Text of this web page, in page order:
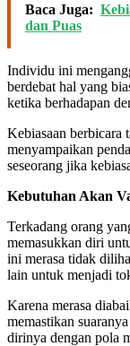
Baca Juga:
dan Puas
Individu ini
berdebat hal yang
ketika berhadapan
Kebiasaan berbicara
menyampaikan
seseorang jika
Kebutuhan Akan
Terkadang orang
memasukkan diri
ini merasa tidak
lain untuk menjadi
Karena merasa
memastikan
dirinya dengan pola